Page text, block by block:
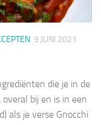
9 JUNI 2021
die je in de
bij en is in een
als je verse Gnocchi